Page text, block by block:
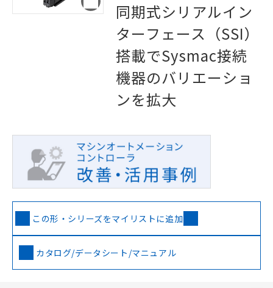
同期式シリアルイン
ターフェース（SSI）
搭載でSysmac接続
機器のバリエーショ
ンを拡大
この形・シリーズをマイリストに追加
カタログ/データシート/マニュアル